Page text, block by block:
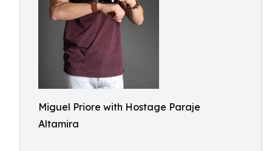
Miguel Priore with Hostage Paraje
Altamira